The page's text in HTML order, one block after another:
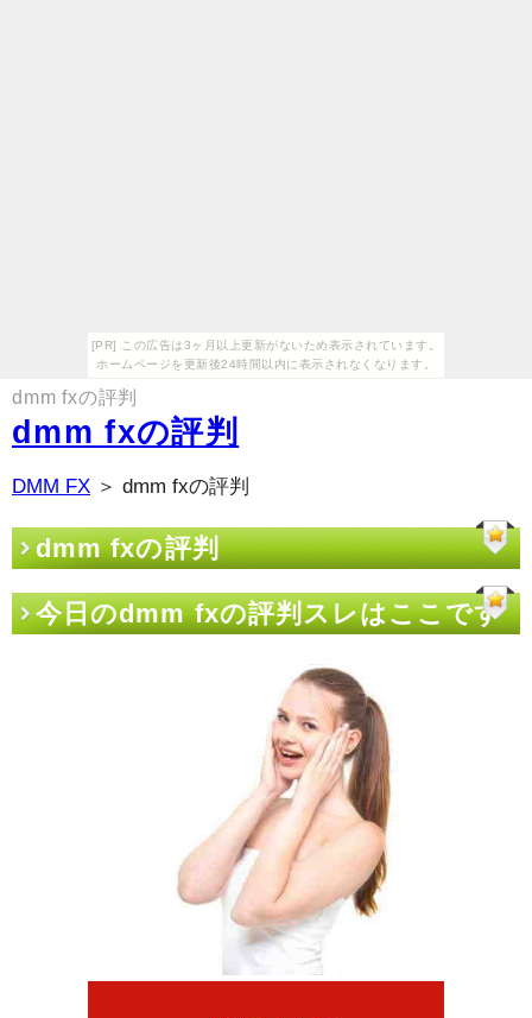
[PR] この広告は3ヶ月以上更新がないため表示されています。
ホームページを更新後24時間以内に表示されなくなります。
dmm fxの評判
dmm fxの評判
DMM FX ＞ dmm fxの評判
dmm fxの評判
今日のdmm fxの評判スレはここです